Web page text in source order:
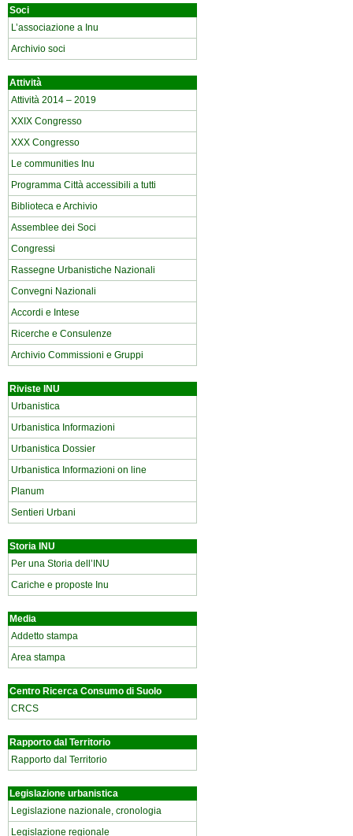
Soci
L’associazione a Inu
Archivio soci
Attività
Attività 2014 – 2019
XXIX Congresso
XXX Congresso
Le communities Inu
Programma Città accessibili a tutti
Biblioteca e Archivio
Assemblee dei Soci
Congressi
Rassegne Urbanistiche Nazionali
Convegni Nazionali
Accordi e Intese
Ricerche e Consulenze
Archivio Commissioni e Gruppi
Riviste INU
Urbanistica
Urbanistica Informazioni
Urbanistica Dossier
Urbanistica Informazioni on line
Planum
Sentieri Urbani
Storia INU
Per una Storia dell’INU
Cariche e proposte Inu
Media
Addetto stampa
Area stampa
Centro Ricerca Consumo di Suolo
CRCS
Rapporto dal Territorio
Rapporto dal Territorio
Legislazione urbanistica
Legislazione nazionale, cronologia
Legislazione regionale